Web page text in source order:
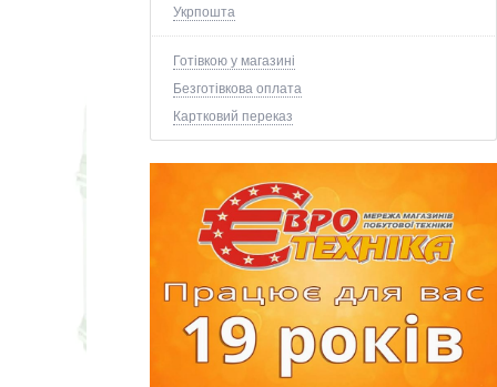
Укрпошта
Готівкою у магазині
Безготівкова оплата
Картковий переказ